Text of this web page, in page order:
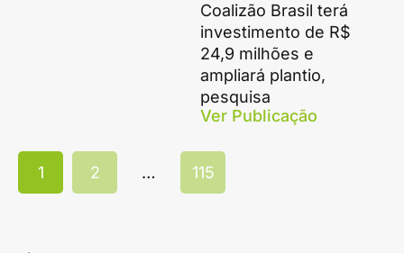
Coalizão Brasil terá
investimento de R$
24,9 milhões e
ampliará plantio,
pesquisa
Ver Publicação
1 2 … 115